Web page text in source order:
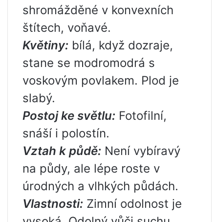
shromážděné v konvexních
štítech, voňavé.
Květiny: bílá, když dozraje,
stane se modromodrá s
voskovým povlakem. Plod je
slabý.
Postoj ke světlu: Fotofilní,
snáší i polostín.
Vztah k půdě: Není vybíravý
na půdy, ale lépe roste v
úrodných a vlhkých půdách.
Vlastnosti: Zimní odolnost je